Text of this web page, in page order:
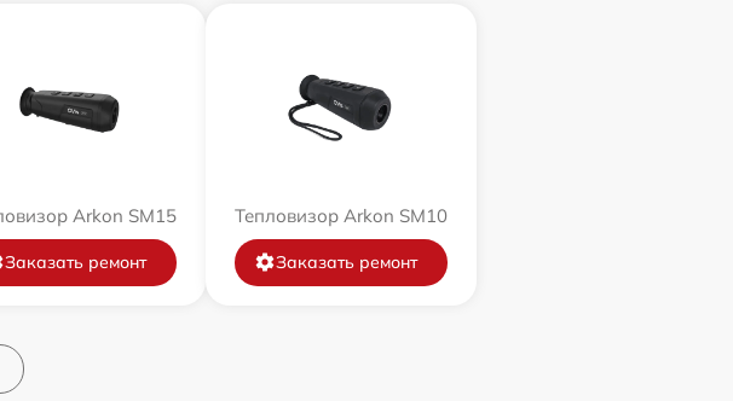
Arkon SM15
Заказать ремонт
Тепловизор Arkon SM10
Заказать ремонт